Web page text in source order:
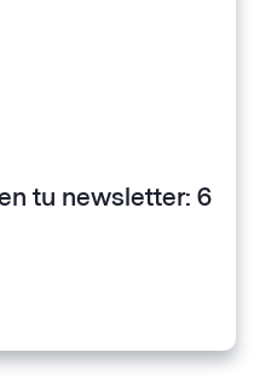
tu newsletter: 6